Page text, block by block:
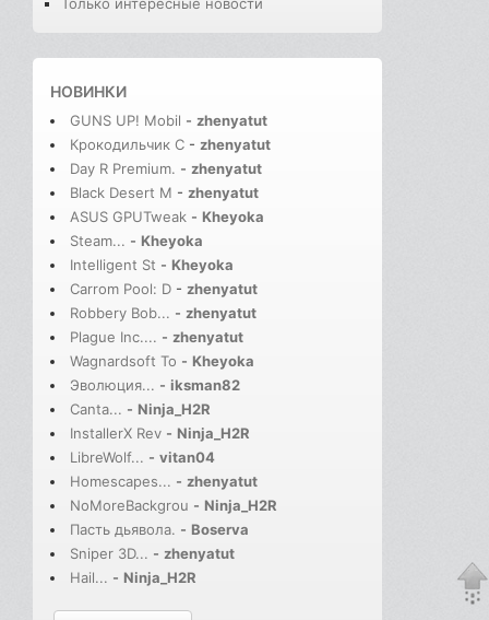
Только интересные новости
НОВИНКИ
GUNS UP! Mobil - zhenyatut
Крокодильчик С - zhenyatut
Day R Premium. - zhenyatut
Black Desert M - zhenyatut
ASUS GPUTweak - Kheyoka
Steam... - Kheyoka
Intelligent St - Kheyoka
Carrom Pool: D - zhenyatut
Robbery Bob... - zhenyatut
Plague Inc.... - zhenyatut
Wagnardsoft To - Kheyoka
Эволюция... - iksman82
Canta... - Ninja_H2R
InstallerX Rev - Ninja_H2R
LibreWolf... - vitan04
Homescapes... - zhenyatut
NoMoreBackgrou - Ninja_H2R
Пасть дьявола. - Boserva
Sniper 3D... - zhenyatut
Hail... - Ninja_H2R